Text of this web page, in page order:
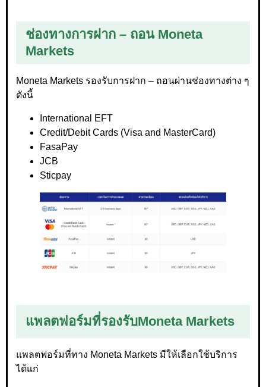
ช่องทางการฝาก – ถอน Moneta
Markets
Moneta Markets รองรับการฝาก – ถอนผ่านช่องทางต่าง ๆ
ดังนี้
International EFT
Credit/Debit Cards (Visa and MasterCard)
FasaPay
JCB
Sticpay
แพลตฟอร์มที่รองรับMoneta Markets
แพลตฟอร์มที่ทาง Moneta Markets มีให้เลือกใช้บริการ
ได้แก่